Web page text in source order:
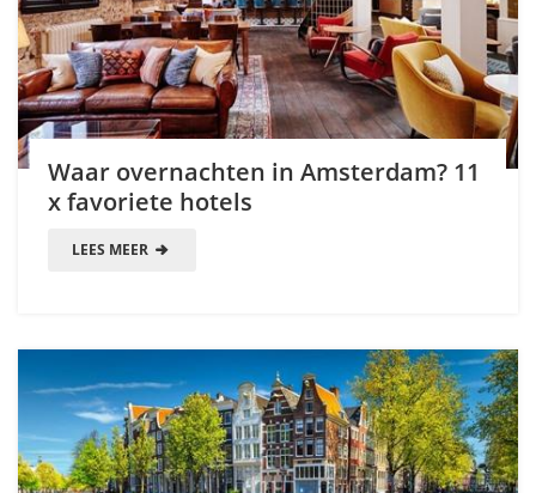
Waar overnachten in Amsterdam? 11
x favoriete hotels
LEES MEER